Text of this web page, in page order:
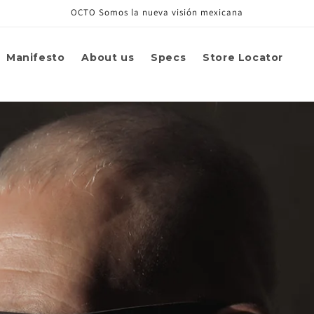
OCTO Somos la nueva visión mexicana
Manifesto About us Specs Store Locator